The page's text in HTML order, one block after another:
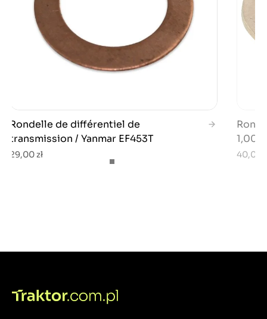
Rondelle de différentiel de
transmission / Yanmar EF453T
29,00 zł
1,00
40,00